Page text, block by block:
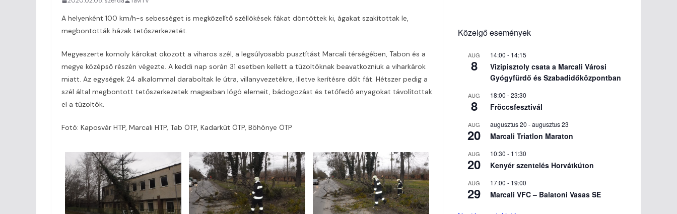
A helyenként 100 km/h-s sebességet is megközelítő széllökések fákat döntöttek ki, ágakat szakítottak le,
megbontották házak tetőszerkezetét.
Megyeszerte komoly károkat okozott a viharos szél, a legsúlyosabb pusztítást Marcali térségében, Tabon és a
megye középső részén végezte. A keddi nap során 31 esetben kellett a tűzoltóknak beavatkozniuk a viharkárok
miatt. Az egységek 24 alkalommal daraboltak le útra, villanyvezetékre, illetve kerítésre dőlt fát. Hétszer pedig a
szél által megbontott tetőszerkezetek magasban lógó elemeit, bádogozást és tetőfedő anyagokat távolítottak
el a tűzoltók.
Fotó: Kaposvár HTP, Marcali HTP, Tab ÖTP, Kadarkút ÖTP, Böhönye ÖTP
Közelgő események
AUG
8
14:00 - 14:15
Vizipisztoly csata a Marcali Városi
Gyógyfürdő és Szabadidőközpontban
AUG
8
18:00 -23:30
Fröccsfesztivál
AUG
20
augusztus 20 -augusztus 23
Marcali Triatlon Maraton
AUG
20
10:30 - 11:30
Kenyér szentelés Horvátkúton
AUG
29
17:00 - 19:00
Marcali VFC – Balatoni Vasas SE